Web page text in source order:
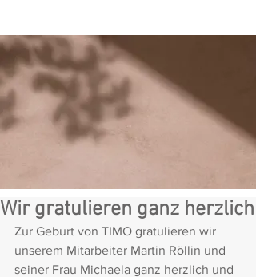
Wir gratulieren ganz herzlich
Zur Geburt von TIMO gratulieren wir
unserem Mitarbeiter Martin Röllin und
seiner Frau Michaela ganz herzlich und